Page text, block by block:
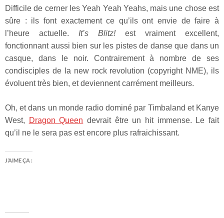
Difficile de cerner les Yeah Yeah Yeahs, mais une chose est
sûre : ils font exactement ce qu’ils ont envie de faire à
l’heure actuelle. It’s Blitz! est vraiment excellent,
fonctionnant aussi bien sur les pistes de danse que dans un
casque, dans le noir. Contrairement à nombre de ses
condisciples de la new rock revolution (copyright NME), ils
évoluent très bien, et deviennent carrément meilleurs.
Oh, et dans un monde radio dominé par Timbaland et Kanye
West,
Dragon Queen devrait être un hit immense. Le fait
qu’il ne le sera pas est encore plus rafraichissant.
J’AIME ÇA :